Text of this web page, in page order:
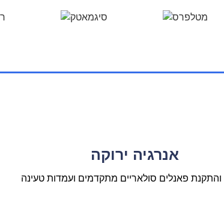
אנרגיה ירוקה
פאנלים סולאריים מתקדמים ועמדות טעינה